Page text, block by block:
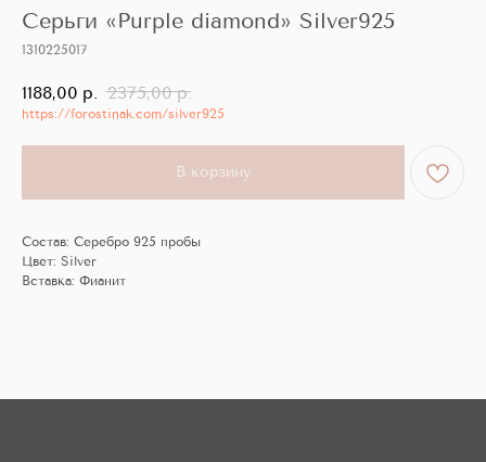
Серьги «Purple diamond» Silver925
1310225017
1188,00 р. 2375,00 р.
https://forostinak.com/silver925
В корзину
Состав: Серебро 925 пробы
Цвет: Silver
Вставка: Фианит